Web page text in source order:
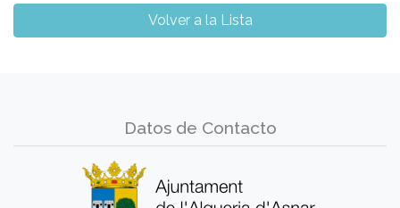
Volver a la Lista
Datos de Contacto